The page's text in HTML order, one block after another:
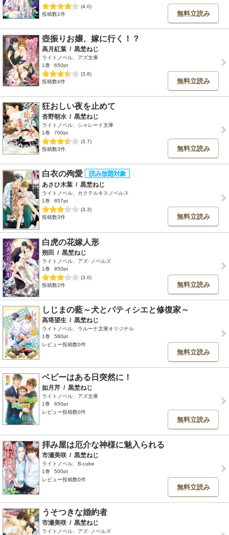
(4.0)
投稿数1件
無料立読み
壺振りお嬢、嫁に行く！？
高月紅葉 / 黒埜ねじ
ライトノベル、アズ文庫
1巻
650pt
(3.8)
投稿数4件
無料立読み
狂おしい夜を止めて
杏野朝水 / 黒埜ねじ
ライトノベル、シャレード文庫
1巻
700pt
(3.7)
投稿数3件
無料立読み
白衣の殉愛
あさひ木葉 / 黒埜ねじ
ライトノベル、カクテルキスノベルス
1巻
857pt
(3.3)
投稿数3件
無料立読み
白虎の花嫁人形
朔田 / 黒埜ねじ
ライトノベル、アズ･ノベルズ
1巻
850pt
(3.0)
投稿数2件
無料立読み
しじまの藍～犬とパティシエと修復家～
高塔望生 / 黒埜ねじ
ライトノベル、ラルーナ文庫オリジナル
1巻
580pt
レビュー投稿数0件
無料立読み
ベビーはある日突然に！
如月芹 / 黒埜ねじ
ライトノベル、アズ文庫
1巻
650pt
レビュー投稿数0件
無料立読み
拝み屋は厄介な神様に魅入られる
市瀬美咲 / 黒埜ねじ
ライトノベル、B-cube
1巻
500pt
レビュー投稿数0件
無料立読み
うそつきな婚約者
市瀬美咲 / 黒埜ねじ
ライトノベル、アズ･ノベルズ